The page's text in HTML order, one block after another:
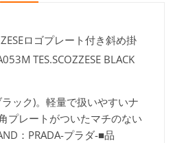
ロゴプレート付き斜め掛
TES.SCOZZESE BLACK
ック)。軽量で扱いやすいナ
プレートがついたマチのない
：PRADA-プラダ-■品